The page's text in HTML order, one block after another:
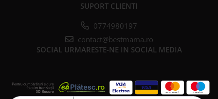
SUPORT CLIENTI
0774980197
contact@bestmama.ro
SOCIAL URMARESTE-NE IN SOCIAL MEDIA